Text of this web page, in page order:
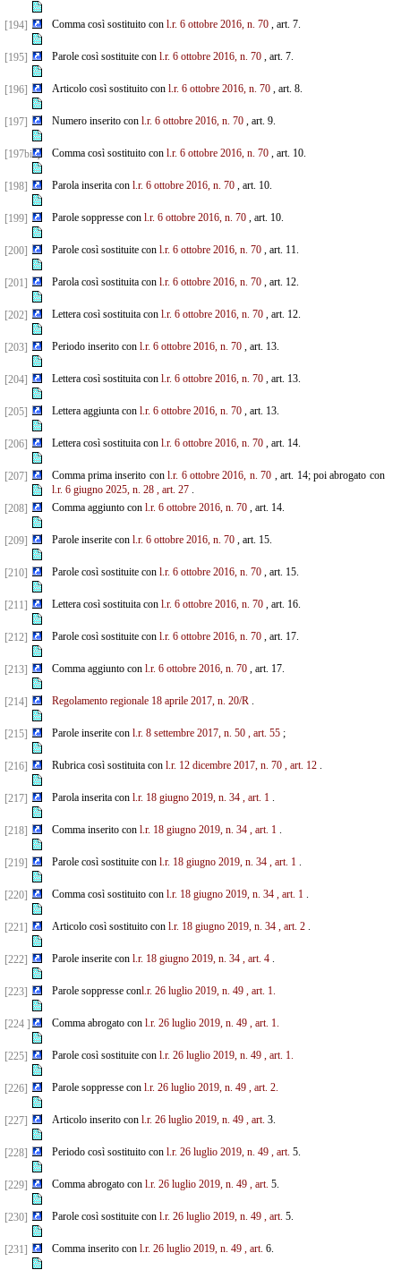
[194] Comma così sostituito con l.r. 6 ottobre 2016, n. 70, art. 7.
[195] Parole così sostituite con l.r. 6 ottobre 2016, n. 70, art. 7.
[196] Articolo così sostituito con l.r. 6 ottobre 2016, n. 70, art. 8.
[197] Numero inserito con l.r. 6 ottobre 2016, n. 70, art. 9.
[197bis] Comma così sostituito con l.r. 6 ottobre 2016, n. 70, art. 10.
[198] Parola inserita con l.r. 6 ottobre 2016, n. 70, art. 10.
[199] Parole soppresse con l.r. 6 ottobre 2016, n. 70, art. 10.
[200] Parole così sostituite con l.r. 6 ottobre 2016, n. 70, art. 11.
[201] Parola così sostituita con l.r. 6 ottobre 2016, n. 70, art. 12.
[202] Lettera così sostituita con l.r. 6 ottobre 2016, n. 70, art. 12.
[203] Periodo inserito con l.r. 6 ottobre 2016, n. 70, art. 13.
[204] Lettera così sostituita con l.r. 6 ottobre 2016, n. 70, art. 13.
[205] Lettera aggiunta con l.r. 6 ottobre 2016, n. 70, art. 13.
[206] Lettera così sostituita con l.r. 6 ottobre 2016, n. 70, art. 14.
[207] Comma prima inserito conl.r. 6 ottobre 2016, n. 70 , art. 14; poi abrogato con
l.r. 6 giugno 2025, n. 28 , art. 27.
[208]
Comma aggiunto con l.r. 6 ottobre 2016, n. 70, art. 14.
[209] Parole inserite con l.r. 6 ottobre 2016, n. 70, art. 15.
[210] Parole così sostituite con l.r. 6 ottobre 2016, n. 70, art. 15.
[211] Lettera così sostituita con l.r. 6 ottobre 2016, n. 70, art. 16.
[212] Parole così sostituite con l.r. 6 ottobre 2016, n. 70, art. 17.
[213] Comma aggiunto con l.r. 6 ottobre 2016, n. 70, art. 17.
[214] Regolamento regionale 18 aprile 2017, n. 20/R.
[215] Parole inserite con l.r. 8 settembre 2017, n. 50 , art. 55;
[216] Rubrica così sostituita con l.r. 12 dicembre 2017, n. 70 , art. 12.
[217] Parola inserita con l.r. 18 giugno 2019, n. 34 , art. 1.
[218] Comma inserito con l.r. 18 giugno 2019, n. 34 , art. 1.
[219] Parole così sostituite con l.r. 18 giugno 2019, n. 34 , art. 1.
[220] Comma così sostituito con l.r. 18 giugno 2019, n. 34 , art. 1.
[221] Articolo così sostituito con l.r. 18 giugno 2019, n. 34 , art. 2.
[222] Parole inserite con l.r. 18 giugno 2019, n. 34 , art. 4.
[223] Parole soppresse conl.r. 26 luglio 2019, n. 49 , art. 1.
[224 ] Comma abrogato con l.r. 26 luglio 2019, n. 49 , art. 1.
[225] Parole così sostituite con l.r. 26 luglio 2019, n. 49 , art. 1.
[226] Parole soppresse con l.r. 26 luglio 2019, n. 49 , art. 2.
[227] Articolo inserito con l.r. 26 luglio 2019, n. 49 , art. 3.
[228] Periodo così sostituito con l.r. 26 luglio 2019, n. 49 , art. 5.
[229] Comma abrogato con l.r. 26 luglio 2019, n. 49 , art. 5.
[230] Parole così sostituite con l.r. 26 luglio 2019, n. 49 , art. 5.
[231] Comma inserito con l.r. 26 luglio 2019, n. 49 , art. 6.